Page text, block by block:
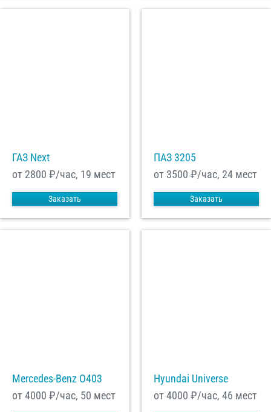
ГАЗ Next
от 2800 ₽/час, 19 мест
Заказать
ПАЗ 3205
от 3500 ₽/час, 24 мест
Заказать
Mercedes-Benz О403
от 4000 ₽/час, 50 мест
Hyundai Universe
от 4000 ₽/час, 46 мест